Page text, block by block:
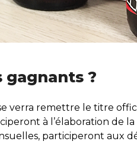
gagnants ?
verra remettre le titre
à l’élaboration de
participeront aux